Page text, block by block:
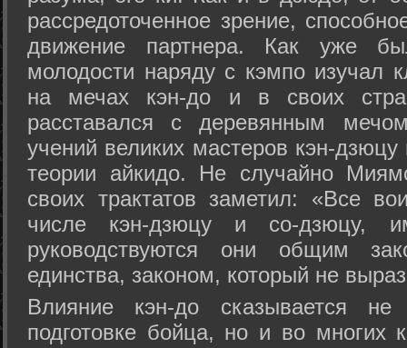
рассредоточенное зрение,
движение партнера. Как уже
молодости наряду с кэмпо изучал
на мечах кэн-до и в своих
расставался с деревянным
учений великих мастеров кэн-
теории айкидо. Не случайно
своих трактатов заметил: «Все
числе кэн-дзюцу и со-дзюцу,
руководствуются они общим
единства, законом, который не
Влияние кэн-до сказывается не
подготовке бойца, но и во многих